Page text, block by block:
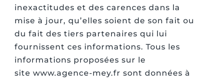
inexactitudes et des carences dans la
mise à jour, qu’elles soient de son fait ou
du fait des tiers partenaires qui lui
fournissent ces informations. Tous les
informations proposées sur le
site www.agence-mey.fr sont données à